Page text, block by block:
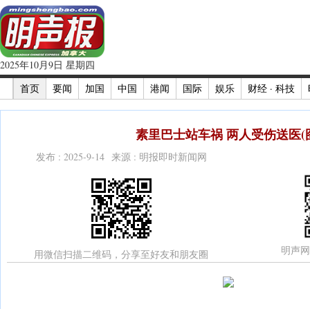
2025年10月9日 星期四
首页
要闻 加国 中国 港闻 国际 娱乐 财经 · 科技
素里巴士站车祸 两人受伤送医(
发布 : 2025-9-14 来源 : 明报即时新闻网
用微信扫描二维码，分享至好友和朋友圈 明声